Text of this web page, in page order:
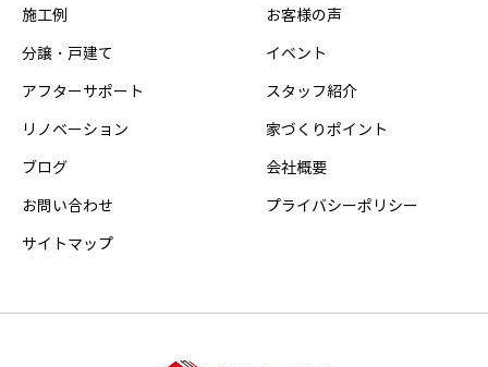
施工例 お客様の声
分譲・戸建て イベント
アフターサポート スタッフ紹介
リノベーション 家づくりポイント
ブログ 会社概要
お問い合わせ プライバシーポリシー
サイトマップ